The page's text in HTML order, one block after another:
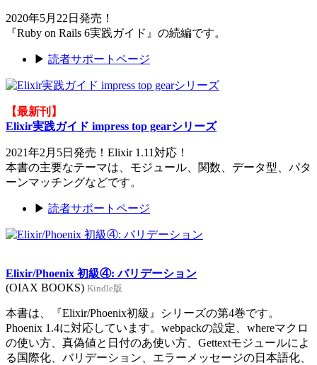
2020年5月22日発売！
『Ruby on Rails 6実践ガイド』の続編です。
▶ 読者サポートページ
【最新刊】
Elixir実践ガイド impress top gearシリーズ
2021年2月5日発売！Elixir 1.11対応！
本書の主要なテーマは、モジュール、関数、データ型、パタ
ーンマッチングなどです。
▶ 読者サポートページ
Elixir/Phoenix 初級④: バリデーション
(OIAX BOOKS) Kindle版
本書は、『Elixir/Phoenix初級』シリーズの第4巻です。
Phoenix 1.4に対応しています。webpackの設定、whereマクロ
の使い方、真偽値と日付のあ使い方、Gettextモジュールによ
る国際化、バリデーション、エラーメッセージの日本語化、